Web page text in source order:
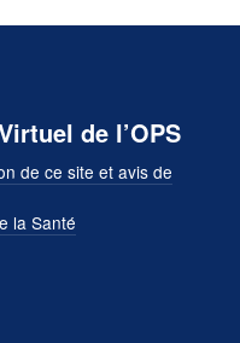
de l’OPS
de ce site et avis de
la Santé